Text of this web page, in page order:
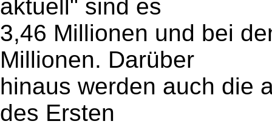
aktuell" sind es
3,46 Millionen und bei
Millionen. Darüber
hinaus werden auch die
des Ersten